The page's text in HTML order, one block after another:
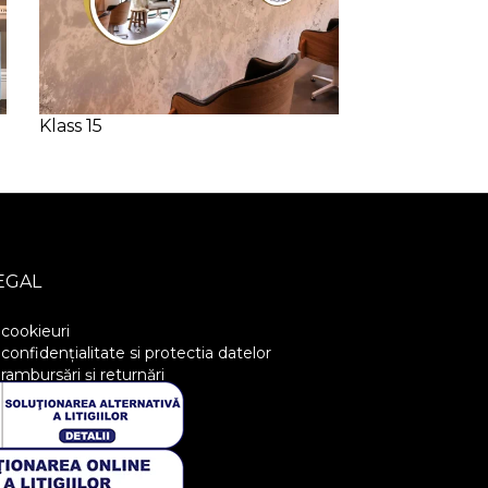
Klass 15
si protectia datelor
și returnări